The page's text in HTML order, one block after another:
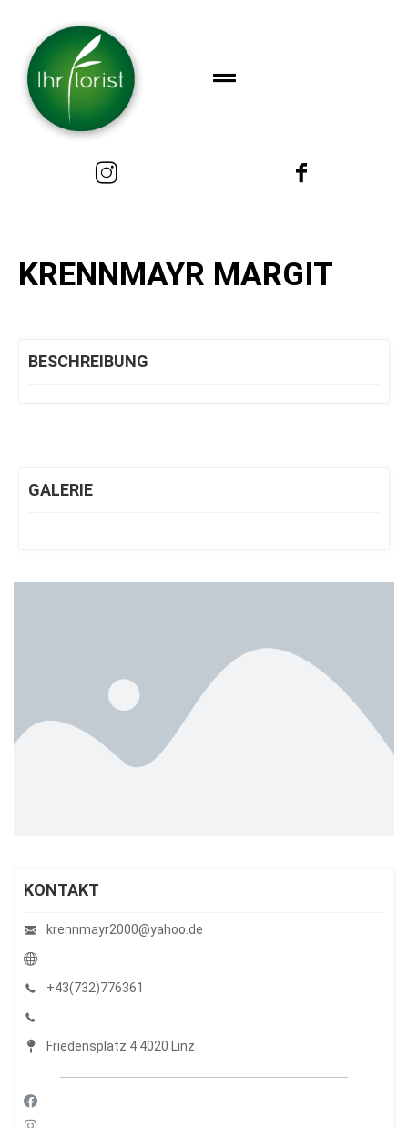
KRENNMAYR MARGIT
BESCHREIBUNG
GALERIE
KONTAKT
krennmayr2000@yahoo.de
+43(732)776361
Friedensplatz 4 4020 Linz